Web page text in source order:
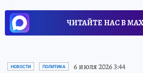
ЧИТАЙТЕ НАС В
НОВОСТИ ПОЛИТИКА 6 июля 2026 3:44